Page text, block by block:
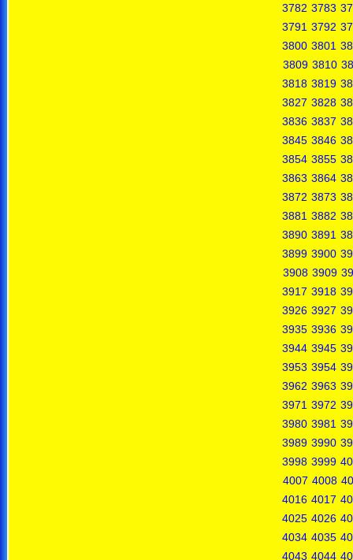
3782 3783
3791 3792
3800 3801
3809 3810
3818 3819
3827 3828
3836 3837
3845 3846
3854 3855
3863 3864
3872 3873
3881 3882
3890 3891
3899 3900
3908 3909
3917 3918
3926 3927
3935 3936
3944 3945
3953 3954
3962 3963
3971 3972
3980 3981
3989 3990
3998 3999
4007 4008
4016 4017
4025 4026
4034 4035
4043 4044